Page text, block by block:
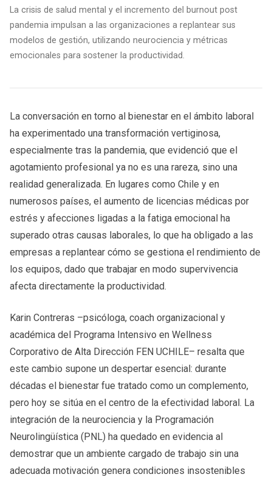
La crisis de salud mental y el incremento del burnout post
pandemia impulsan a las organizaciones a replantear sus
modelos de gestión, utilizando neurociencia y métricas
emocionales para sostener la productividad.
La conversación en torno al bienestar en el ámbito laboral
ha experimentado una transformación vertiginosa,
especialmente tras la pandemia, que evidenció que el
agotamiento profesional ya no es una rareza, sino una
realidad generalizada. En lugares como Chile y en
numerosos países, el aumento de licencias médicas por
estrés y afecciones ligadas a la fatiga emocional ha
superado otras causas laborales, lo que ha obligado a las
empresas a replantear cómo se gestiona el rendimiento de
los equipos, dado que trabajar en modo supervivencia
afecta directamente la productividad.
Karin Contreras –psicóloga, coach organizacional y
académica del Programa Intensivo en Wellness
Corporativo de Alta Dirección FEN UCHILE– resalta que
este cambio supone un despertar esencial: durante
décadas el bienestar fue tratado como un complemento,
pero hoy se sitúa en el centro de la efectividad laboral. La
integración de la neurociencia y la Programación
Neurolingüística (PNL) ha quedado en evidencia al
demostrar que un ambiente cargado de trabajo sin una
adecuada motivación genera condiciones insostenibles